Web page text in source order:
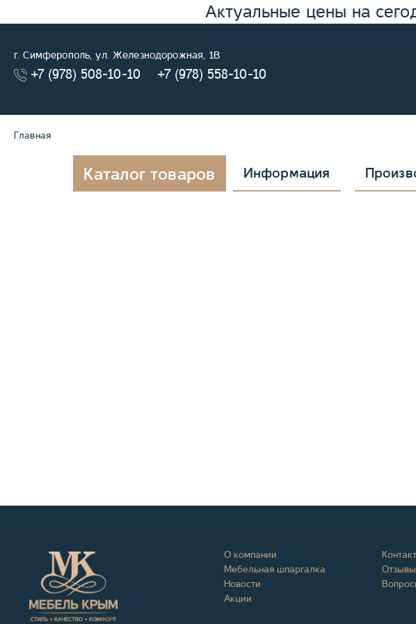
Актуальные цены на
г. Симферополь, ул. Железнодорожная, 1В
+7 (978) 508-10-10 +7 (978) 558-10-10
Главная
Каталог товаров Информация
О компании
Мебельная шпаргалка
Новости
Акции
Отзывы